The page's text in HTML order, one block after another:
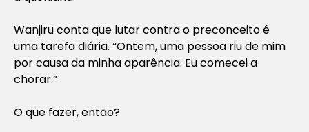
Wanjiru conta que lutar contra o preconceito é
uma tarefa diária. “Ontem, uma pessoa riu de mim
por causa da minha aparência. Eu comecei a
chorar.”
O que fazer, então?